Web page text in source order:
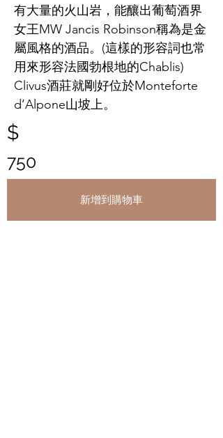
有大量的火山岩，能釀出葡萄酒界
女王MW Jancis Robinson稱為是金
屬風格的酒品。(這樣的形容詞也常
用來形容法國勃根地的Chablis)
Clivus酒莊就剛好位於Monteforte
d’Alpone山坡上。
$
750
新增到購物車